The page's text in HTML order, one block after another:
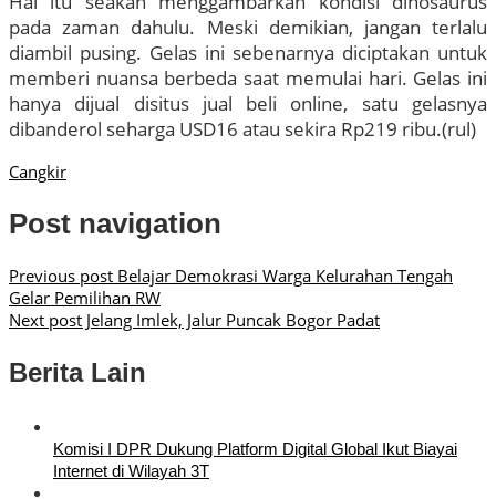
pada zaman dahulu. Meski demikian, jangan terlalu
diambil pusing. Gelas ini sebenarnya diciptakan untuk
memberi nuansa berbeda saat memulai hari. Gelas ini
hanya dijual disitus jual beli online, satu gelasnya
dibanderol seharga USD16 atau sekira Rp219 ribu.(rul)
Cangkir
Post navigation
Previous post Belajar Demokrasi Warga Kelurahan Tengah
Gelar Pemilihan RW
Next post Jelang Imlek, Jalur Puncak Bogor Padat
Berita Lain
Komisi I DPR Dukung Platform Digital Global Ikut Biayai
Internet di Wilayah 3T